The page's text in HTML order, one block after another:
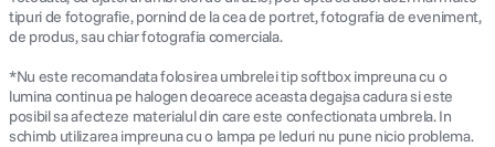
tipuri de fotografie, pornind de la cea de portret, fotografia de eveniment,
de produs, sau chiar fotografia comerciala.
*Nu este recomandata folosirea umbrelei tip softbox impreuna cu o
lumina continua pe halogen deoarece aceasta degajsa cadura si este
posibil sa afecteze materialul din care este confectionata umbrela. In
schimb utilizarea impreuna cu o lampa pe leduri nu pune nicio problema.